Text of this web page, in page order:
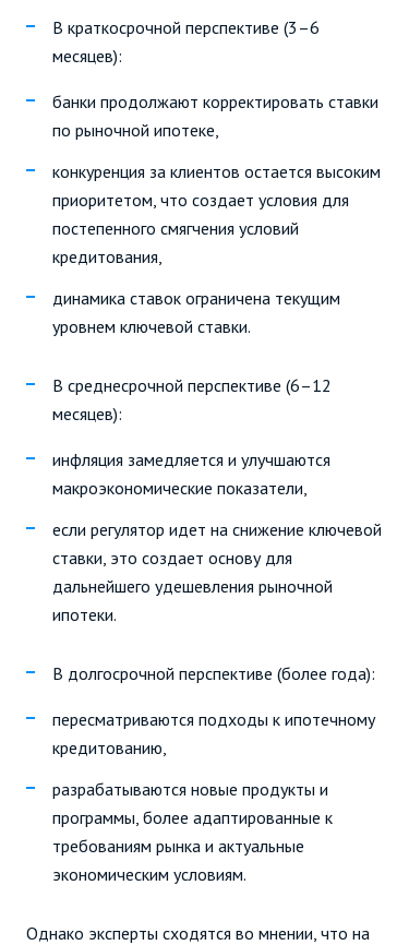
В краткосрочной перспективе (3–6
месяцев):
банки продолжают корректировать ставки
по рыночной ипотеке,
конкуренция за клиентов остается высоким
приоритетом, что создает условия для
постепенного смягчения условий
кредитования,
динамика ставок ограничена текущим
уровнем ключевой ставки.
В среднесрочной перспективе (6–12
месяцев):
инфляция замедляется и улучшаются
макроэкономические показатели,
если регулятор идет на снижение ключевой
ставки, это создает основу для
дальнейшего удешевления рыночной
ипотеки.
В долгосрочной перспективе (более года):
пересматриваются подходы к ипотечному
кредитованию,
разрабатываются новые продукты и
программы, более адаптированные к
требованиям рынка и актуальные
экономическим условиям.
Однако эксперты сходятся во мнении, что на